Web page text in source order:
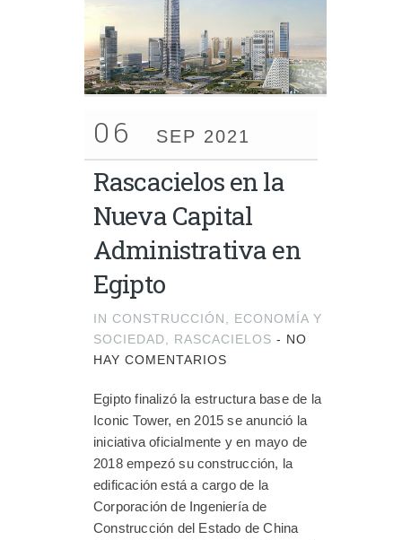
06 SEP 2021
Rascacielos en la
Nueva Capital
Administrativa en
Egipto
IN CONSTRUCCIÓN
ECONOMÍA Y
SOCIEDAD
RASCACIELOS - NO
HAY COMENTARIOS
Egipto finalizó la estructura base de la
Iconic Tower, en 2015 se anunció la
iniciativa oficialmente y en mayo de
2018 empezó su construcción, la
edificación está a cargo de la
Corporación de Ingeniería de
Construcción del Estado de China